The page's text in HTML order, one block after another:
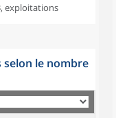
exploitations
selon le nombre